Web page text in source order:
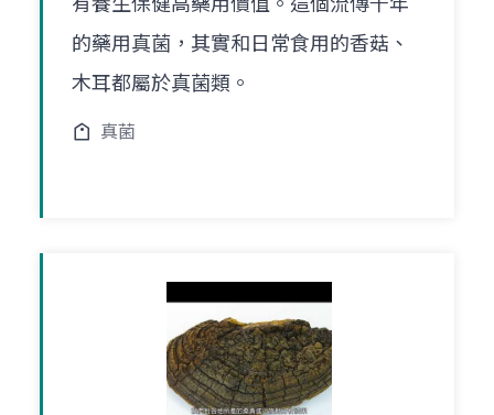
的藥用真菌，其實和日常食用的香菇、
木耳都屬於真菌類。
真菌